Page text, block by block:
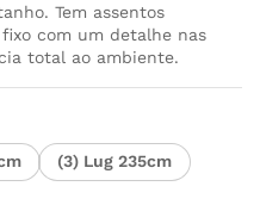
Tem assentos
com um detalhe nas
total ao ambiente.
(3) Lug 235cm